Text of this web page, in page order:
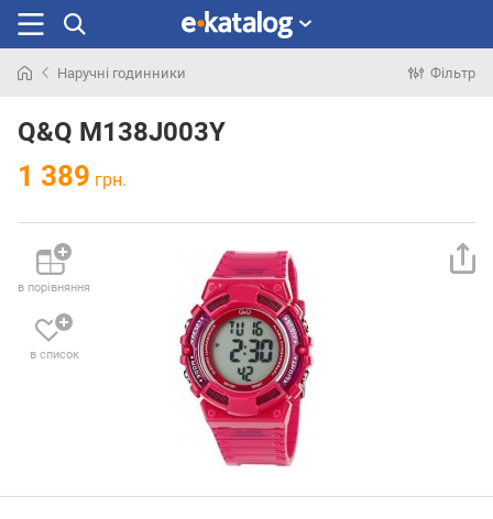
раніше
Наручні годинники Фільтр
Q&Q M138J003Y
1 389 грн.
в порівняння
в список